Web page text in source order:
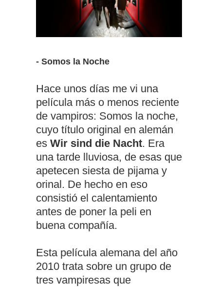
- Somos la Noche
Hace unos días me vi una
película más o menos reciente
de vampiros: Somos la noche,
cuyo título original en alemán
es Wir sind die Nacht. Era
una tarde lluviosa, de esas que
apetecen siesta de pijama y
orinal. De hecho en eso
consistió el calentamiento
antes de poner la peli en
buena compañía.
Esta película alemana del año
2010 trata sobre un grupo de
tres vampiresas que